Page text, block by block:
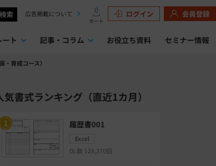
検索 広告掲載について 0
カート
ログイン 会員登録
ト 記事・コラム お役立ち資料 セミナー情報
育成コース）
気書式ランキング（直近1カ月）
履歴書001
Excel
DL数 128,370回